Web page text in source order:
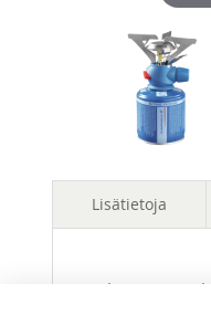
Lisätietoja
Mitat
Olet